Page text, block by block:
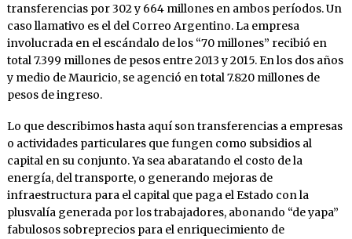
transferencias por 302 y 664 millones en ambos períodos. Un
caso llamativo es el del Correo Argentino. La empresa
involucrada en el escándalo de los “70 millones” recibió en
total 7.399 millones de pesos entre 2013 y 2015. En los dos años
y medio de Mauricio, se agenció en total 7.820 millones de
pesos de ingreso.
Lo que describimos hasta aquí son transferencias a empresas
o actividades particulares que fungen como subsidios al
capital en su conjunto. Ya sea abaratando el costo de la
energía, del transporte, o generando mejoras de
infraestructura para el capital que paga el Estado con la
plusvalía generada por los trabajadores, abonando “de yapa”
fabulosos sobreprecios para el enriquecimiento de